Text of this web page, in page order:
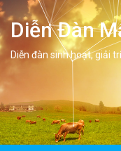
Diễn Đàn
Diễn đàn sinh hoạt, giải